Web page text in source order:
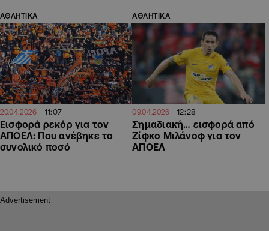
ΑΘΛΗΤΙΚΑ
20.04.2026 11:07
Εισφορά ρεκόρ για τον
ΑΠΟΕΛ: Που ανέβηκε το
συνολικό ποσό
ΑΘΛΗΤΙΚΑ
09.04.2026 12:28
Σημαδιακή… εισφορά από
Ζίφκο Μιλάνοφ για τον
ΑΠΟΕΛ